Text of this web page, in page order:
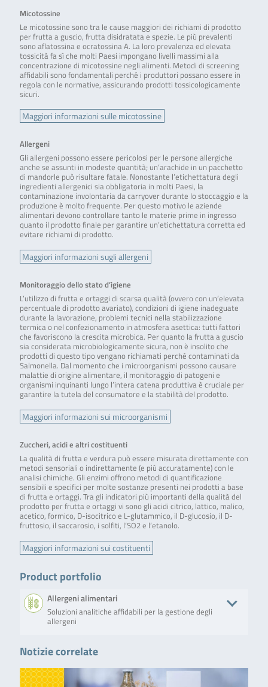
Micotossine
Le micotossine sono tra le cause maggiori dei richiami di prodotto
per frutta a guscio, frutta disidratata e spezie. Le più prevalenti
sono aflatossina e ocratossina A. La loro prevalenza ed elevata
tossicità fa sì che molti Paesi impongano livelli massimi alla
concentrazione di micotossine negli alimenti. Metodi di screening
affidabili sono fondamentali perché i produttori possano essere in
regola con le normative, assicurando prodotti tossicologicamente
sicuri.
Maggiori informazioni sulle micotossine
Allergeni
Gli allergeni possono essere pericolosi per le persone allergiche
anche se assunti in modeste quantità; un’arachide in un pacchetto
di mandorle può risultare fatale. Nonostante l’etichettatura degli
ingredienti allergenici sia obbligatoria in molti Paesi, la
contaminazione involontaria da carryover durante lo stoccaggio e la
produzione è molto frequente. Per questo motivo le aziende
alimentari devono controllare tanto le materie prime in ingresso
quanto il prodotto finale per garantire un’etichettatura corretta ed
evitare richiami di prodotto.
Maggiori informazioni sugli allergeni
Monitoraggio dello stato d’igiene
L’utilizzo di frutta e ortaggi di scarsa qualità (ovvero con un’elevata
percentuale di prodotto avariato), condizioni di igiene inadeguate
durante la lavorazione, problemi tecnici nella stabilizzazione
termica o nel confezionamento in atmosfera asettica: tutti fattori
che favoriscono la crescita microbica. Per quanto la frutta a guscio
sia considerata microbiologicamente sicura, non è insolito che
prodotti di questo tipo vengano richiamati perché contaminati da
Salmonella. Dal momento che i microorganismi possono causare
malattie di origine alimentare, il monitoraggio di patogeni e
organismi inquinanti lungo l’intera catena produttiva è cruciale per
garantire la tutela del consumatore e la stabilità del prodotto.
Maggiori informazioni sui microorganismi
Zuccheri, acidi e altri costituenti
La qualità di frutta e verdura può essere misurata direttamente con
metodi sensoriali o indirettamente (e più accuratamente) con le
analisi chimiche. Gli enzimi offrono metodi di quantificazione
sensibili e specifici per molte sostanze presenti nei prodotti a base
di frutta e ortaggi. Tra gli indicatori più importanti della qualità del
prodotto per frutta e ortaggi vi sono gli acidi citrico, lattico, malico,
acetico, formico, D-isocitrico e L-glutammico, il D-glucosio, il D-
fruttosio, il saccarosio, i solfiti, l’SO2 e l’etanolo.
Maggiori informazioni sui costituenti
Product portfolio
Allergeni alimentari
Soluzioni analitiche affidabili per la gestione degli
allergeni
Product
RIDASCREEN®EASY Hazelnut
RIDASCREEN®EASY Hazelnut
(Art. No. RAE6401) is a
Notizie correlate